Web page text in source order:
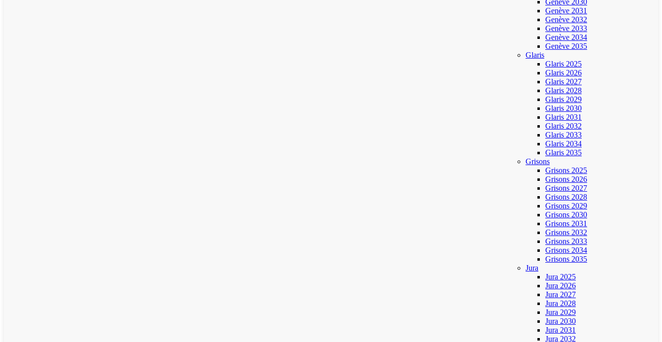
Genève 2030
Genève 2031
Genève 2032
Genève 2033
Genève 2034
Genève 2035
Glaris
Glaris 2025
Glaris 2026
Glaris 2027
Glaris 2028
Glaris 2029
Glaris 2030
Glaris 2031
Glaris 2032
Glaris 2033
Glaris 2034
Glaris 2035
Grisons
Grisons 2025
Grisons 2026
Grisons 2027
Grisons 2028
Grisons 2029
Grisons 2030
Grisons 2031
Grisons 2032
Grisons 2033
Grisons 2034
Grisons 2035
Jura
Jura 2025
Jura 2026
Jura 2027
Jura 2028
Jura 2029
Jura 2030
Jura 2031
Jura 2032